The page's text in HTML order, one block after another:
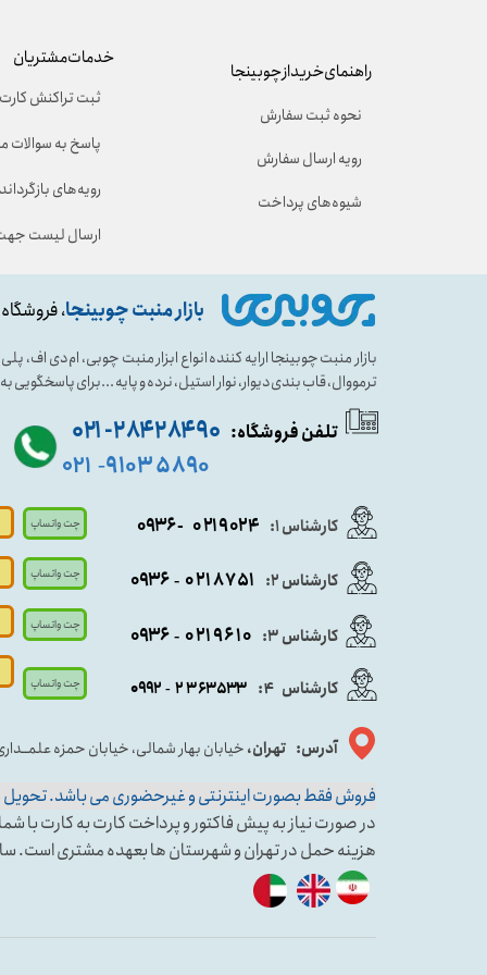
بازار منبت چوبینجا،
بازار منبت چوبینجا ارایه کننده انواع ابزار منبت چوبی، ام دی
ترمووال، قاب بندی دیوار، نوار استیل، نرده و پایه ...برای پاسخگویی
کارشناس ۱: ۰۲۱۹۰۲۴ - ۰۹۳۶
آدرس: تهران،خیابان بهار شمالی، خیابان حمزه
تلفن فروشگاه: ۹۰ ۲۸۴ ۲۸۴- ۰۲۱
۵۸۹۰ ۹۱۰۳ -۰۲۱
کارشناس ۳: ۰۲۱۹۶۱۰ -۰۹۳۶
فروش فقط بصورت اینترنتی و غیرحضوری می باشد. تحویل
در صورت نیاز به پیش فاکتور و پرداخت کارت به کارت با شماره کارشناس فروش ۱
هزینه حمل در تهران و شهرستان ها بعهده مشتری است.
کارشناس ۲: ۰۲۱۸۷۵۱ - ۰۹۳۶
کارشناس 4
: ۲۳۶۳۵۳۳ - ۰۹۹۲
چت واتساپ
چت واتساپ
چت واتساپ
چت واتساپ
راهنمای خرید از چوبینجا
نحوه ثبت سفارش
رویه ارسال سفارش
شیوه‌های پرداخت
خدمات مشتریان
ثبت تراکنش
پاسخ به سوالات
رویه‌های
ارسال لیست